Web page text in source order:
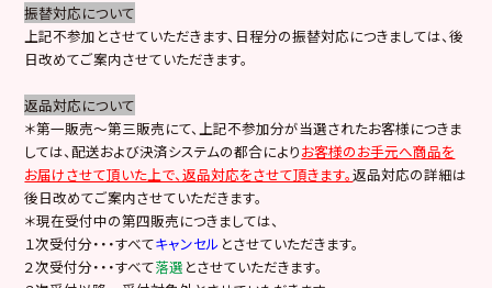
振替対応について
上記不参加とさせていただきます、日程分の振替対応につきましては、後
日改めてご案内させていただきます。
返品対応について
＊第一販売～第三販売にて、上記不参加分が当選されたお客様につきま
しては、配送および決済システムの都合によりお客様のお手元へ商品を
お届けさせて頂いた上で、返品対応をさせて頂きます。返品対応の詳細は
後日改めてご案内させていただきます。
＊現在受付中の第四販売につきましては、
１次受付分・・・すべてキャンセル とさせていただきます。
２次受付分・・・すべて落選 とさせていただきます。